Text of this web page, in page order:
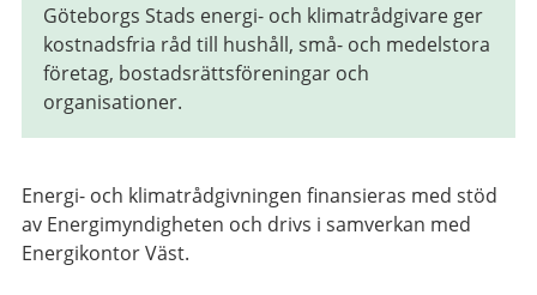
Göteborgs Stads energi- och klimatrådgivare ger
kostnadsfria råd till hushåll, små- och medelstora
företag, bostadsrättsföreningar och
organisationer.
Energi- och klimatrådgivningen finansieras med stöd
av Energimyndigheten och drivs i samverkan med
Energikontor Väst.